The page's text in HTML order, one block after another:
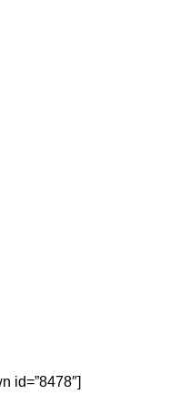
id=”8478″]